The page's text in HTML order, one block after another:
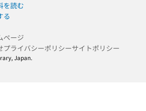
を読む
る
ページ
プライバシーポリシーサイトポリシー
Japan.